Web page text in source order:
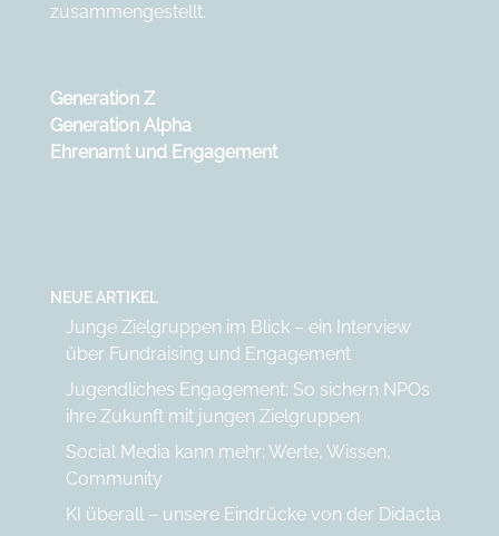
zusammengestellt.
Generation Z
Generation Alpha
Ehrenamt und Engagement
NEUE ARTIKEL
Junge Zielgruppen im Blick – ein Interview
über Fundraising und Engagement
Jugendliches Engagement: So sichern NPOs
ihre Zukunft mit jungen Zielgruppen
Social Media kann mehr: Werte, Wissen,
Community
KI überall – unsere Eindrücke von der Didacta